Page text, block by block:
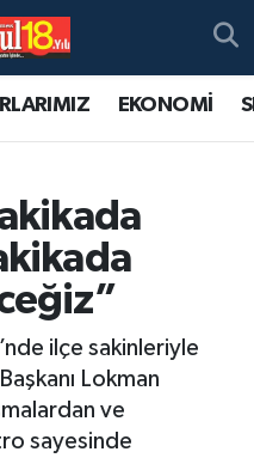
EKONOMİ
ilçe sakinleriyle
Lokman
ve
sayesinde